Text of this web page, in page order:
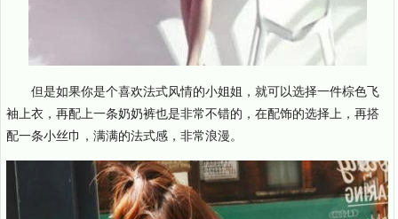
但是如果你是个喜欢法式风情的小姐姐，就可以选择一件棕色飞
袖上衣，再配上一条奶奶裤也是非常不错的，在配饰的选择上，再搭
配一条小丝巾，满满的法式感，非常浪漫。